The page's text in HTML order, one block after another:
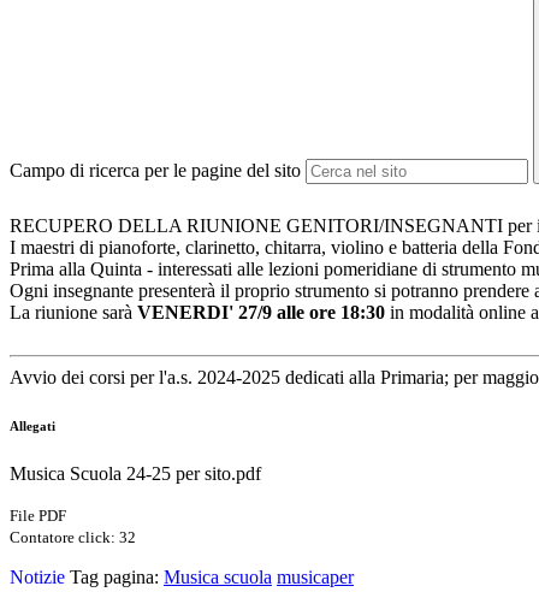
Campo di ricerca per le pagine del sito
RECUPERO DELLA RIUNIONE GENITORI/INSEGNANTI per
I maestri di pianoforte, clarinetto, chitarra, violino e batteria della
Prima alla Quinta - interessati alle lezioni pomeridiane di strumento
Ogni insegnante presenterà il proprio strumento si potranno
La riunione sarà VENERDI' 27/9 alle ore 18:30 in modalità online
Avvio dei corsi per l'a.s. 2024-2025 dedicati alla Primaria; per
Allegati
Musica Scuola 24-25 per sito.pdf
File PDF
Contatore click: 32
Notizie Tag pagina: Musica scuola musicaper